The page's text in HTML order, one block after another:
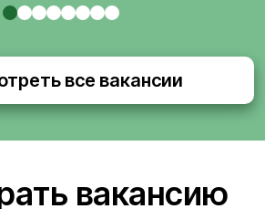
все вакансии
вакансию